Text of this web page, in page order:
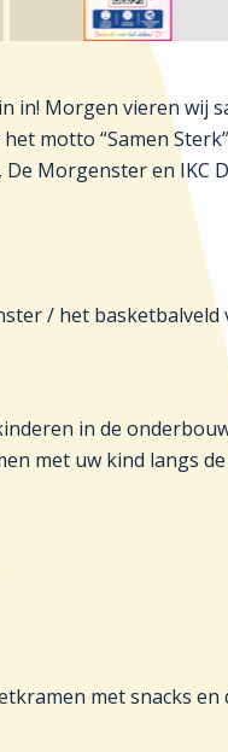
in! Morgen vieren wij
motto “Samen
Morgenster en IKC
/ het basketbalveld
in de
met uw kind langs
met snacks en